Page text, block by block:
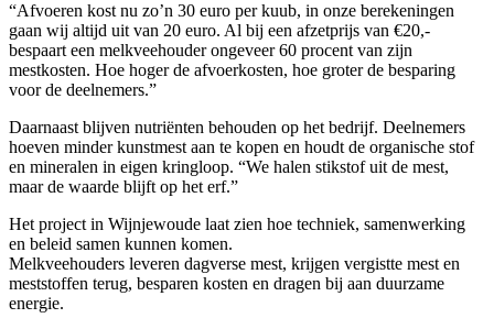
“Afvoeren kost nu zo’n 30 euro per kuub, in onze berekeningen
gaan wij altijd uit van 20 euro. Al bij een afzetprijs van €20,-
bespaart een melkveehouder ongeveer 60 procent van zijn
mestkosten. Hoe hoger de afvoerkosten, hoe groter de besparing
voor de deelnemers.”
Daarnaast blijven nutriënten behouden op het bedrijf. Deelnemers
hoeven minder kunstmest aan te kopen en houdt de organische stof
en mineralen in eigen kringloop. “We halen stikstof uit de mest,
maar de waarde blijft op het erf.”
Het project in Wijnjewoude laat zien hoe techniek, samenwerking
en beleid samen kunnen komen.
Melkveehouders leveren dagverse mest, krijgen vergistte mest en
meststoffen terug, besparen kosten en dragen bij aan duurzame
energie.